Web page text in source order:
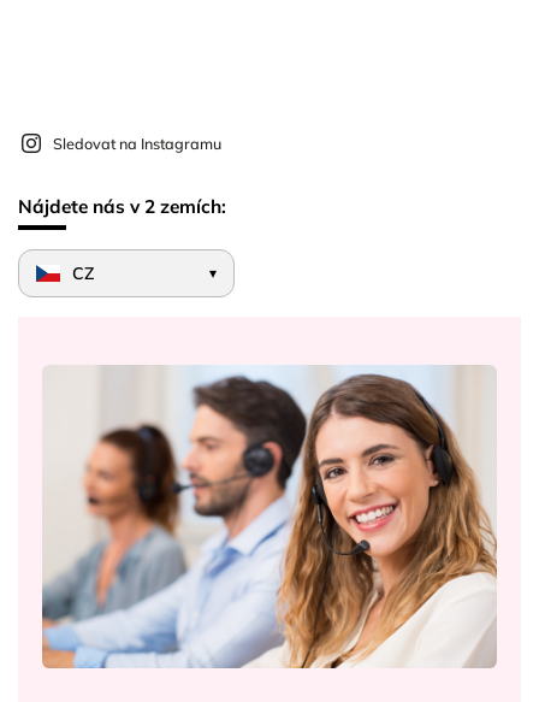
Sledovat na Instagramu
Nájdete nás v 2 zemích:
CZ ▾